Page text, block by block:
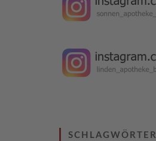
SCHLAGWÖRTER